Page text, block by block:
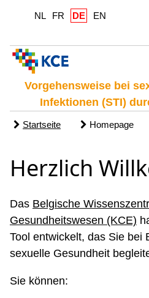
NL FR DE EN
Vorgehensweise bei
Infektionen (STI)
Startseite Homepage
Herzlich
Das Belgische
Gesundheitswesen (KCE)
Tool entwickelt, das Sie bei
sexuelle Gesundheit
Sie können: